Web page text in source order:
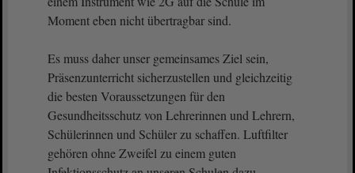
Moment eben nicht übertragbar sind.
Es muss daher unser gemeinsames Ziel sein,
Präsenzunterricht sicherzustellen und gleichzeitig
die besten Voraussetzungen für den
Gesundheitsschutz von Lehrerinnen und Lehrern,
Schülerinnen und Schüler zu schaffen. Luftfilter
gehören ohne Zweifel zu einem guten